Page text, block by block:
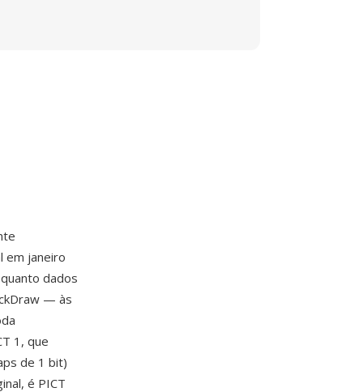
em janeiro
dados
— às
1, que
de 1 bit)
é PICT